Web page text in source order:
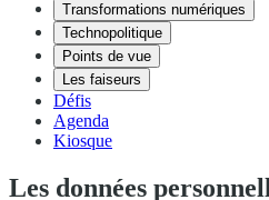
Transformations numériques
Technopolitique
Points de vue
Les faiseurs
Défis
Agenda
Kiosque
Les données